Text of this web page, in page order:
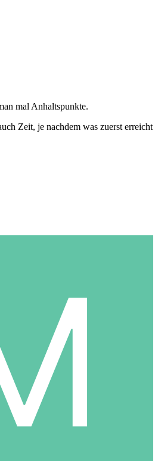
mal Anhaltspunkte.
Zeit, je nachdem was zuerst erreicht